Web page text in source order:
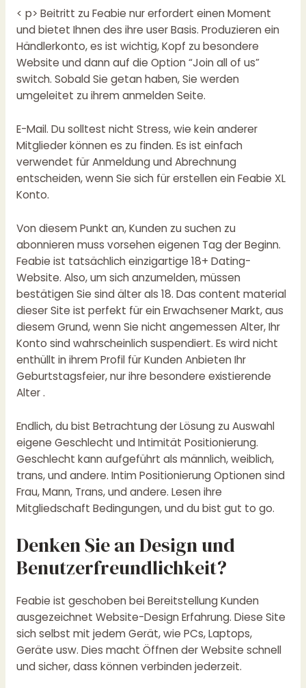
< p> Beitritt zu Feabie nur erfordert einen Moment
und bietet Ihnen des ihre user Basis. Produzieren ein
Händlerkonto, es ist wichtig, Kopf zu besondere
Website und dann auf die Option “Join all of us”
switch. Sobald Sie getan haben, Sie werden
umgeleitet zu ihrem anmelden Seite.
E-Mail. Du solltest nicht Stress, wie kein anderer
Mitglieder können es zu finden. Es ist einfach
verwendet für Anmeldung und Abrechnung
entscheiden, wenn Sie sich für erstellen ein Feabie XL
Konto.
Von diesem Punkt an, Kunden zu suchen zu
abonnieren muss vorsehen eigenen Tag der Beginn.
Feabie ist tatsächlich einzigartige 18+ Dating-
Website. Also, um sich anzumelden, müssen
bestätigen Sie sind älter als 18. Das content material
dieser Site ist perfekt für ein Erwachsener Markt, aus
diesem Grund, wenn Sie nicht angemessen Alter, Ihr
Konto sind wahrscheinlich suspendiert. Es wird nicht
enthüllt in ihrem Profil für Kunden Anbieten Ihr
Geburtstagsfeier, nur ihre besondere existierende
Alter .
Endlich, du bist Betrachtung der Lösung zu Auswahl
eigene Geschlecht und Intimität Positionierung.
Geschlecht kann aufgeführt als männlich, weiblich,
trans, und andere. Intim Positionierung Optionen sind
Frau, Mann, Trans, und andere. Lesen ihre
Mitgliedschaft Bedingungen, und du bist gut to go.
Denken Sie an Design und
Benutzerfreundlichkeit?
Feabie ist geschoben bei Bereitstellung Kunden
ausgezeichnet Website-Design Erfahrung. Diese Site
sich selbst mit jedem Gerät, wie PCs, Laptops,
Geräte usw. Dies macht Öffnen der Website schnell
und sicher, dass können verbinden jederzeit.